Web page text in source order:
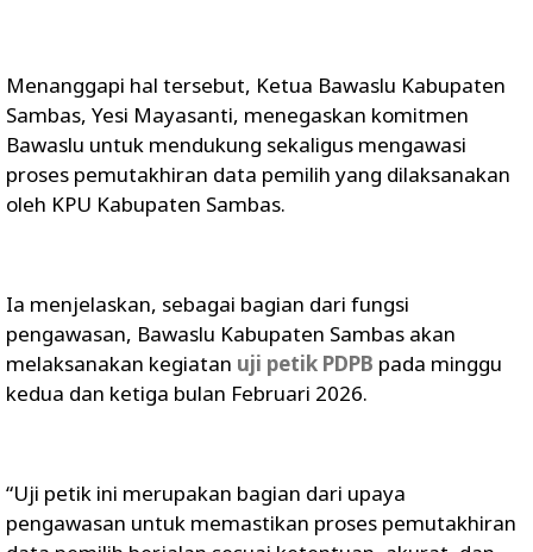
Menanggapi hal tersebut, Ketua Bawaslu Kabupaten
Sambas, Yesi Mayasanti, menegaskan komitmen
Bawaslu untuk mendukung sekaligus mengawasi
proses pemutakhiran data pemilih yang dilaksanakan
oleh KPU Kabupaten Sambas.
Ia menjelaskan, sebagai bagian dari fungsi
pengawasan, Bawaslu Kabupaten Sambas akan
melaksanakan kegiatan uji petik PDPB pada minggu
kedua dan ketiga bulan Februari 2026.
“Uji petik ini merupakan bagian dari upaya
pengawasan untuk memastikan proses pemutakhiran